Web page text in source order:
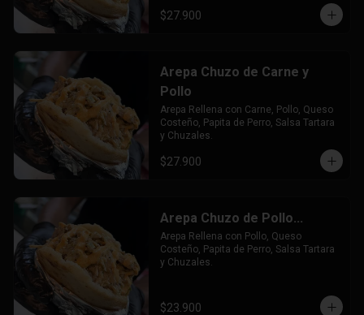
$27.900
Arepa Chuzo de Carne y
Pollo
Arepa Rellena con Carne, Pollo, Queso
Costeño, Papita de Perro, Salsa Tartara
y Chuzales.
$27.900
Arepa Chuzo de Pollo...
Arepa Rellena con Pollo, Queso
Costeño, Papita de Perro, Salsa Tartara
y Chuzales.
$23.900